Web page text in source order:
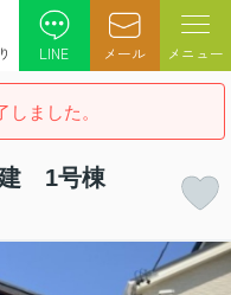
LINE メール メニュー
ました。
建 1号棟